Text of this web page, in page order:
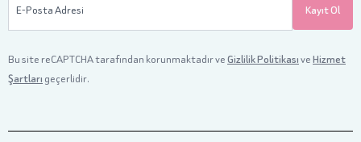
E-Posta Adresi Kayıt Ol
Bu site reCAPTCHA tarafından korunmaktadır veGizlilik PolitikasıveHizmet
Şartları geçerlidir.